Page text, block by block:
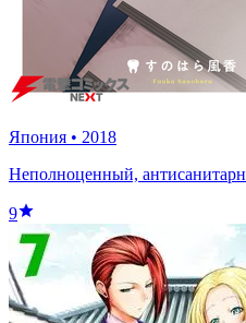
Япония • 2018
Неполноценный,
9